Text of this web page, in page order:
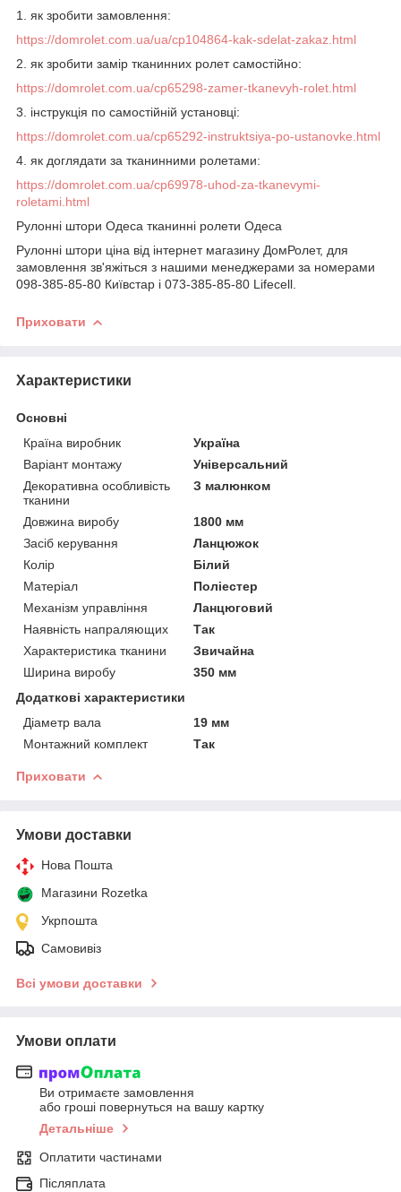
1. як зробити замовлення:
https://domrolet.com.ua/ua/cp104864-kak-sdelat-zakaz.html
2. як зробити замір тканинних ролет самостійно:
https://domrolet.com.ua/cp65298-zamer-tkanevyh-rolet.html
3. інструкція по самостійній установці:
https://domrolet.com.ua/cp65292-instruktsiya-po-ustanovke.html
4. як доглядати за тканинними ролетами:
https://domrolet.com.ua/cp69978-uhod-za-tkanevymi-
roletami.html
Рулонні штори Одеса тканинні ролети Одеса
Рулонні штори ціна від інтернет магазину ДомРолет, для
замовлення зв'яжіться з нашими менеджерами за номерами
098-385-85-80 Київстар і 073-385-85-80 Lifecell.
Приховати
Характеристики
Основні
Країна виробник
Україна
Варіант монтажу
Універсальний
Декоративна особливість
тканини
З малюнком
Довжина виробу
1800 мм
Засіб керування
Ланцюжок
Колір
Білий
Матеріал
Поліестер
Механізм управління
Ланцюговий
Наявність напраляющих
Так
Характеристика тканини
Звичайна
Ширина виробу
350 мм
Додаткові характеристики
Діаметр вала
19 мм
Монтажний комплект
Так
Приховати
Умови доставки
Нова Пошта
Магазини Rozetka
Укрпошта
Самовивіз
Всі умови доставки
Умови оплати
Ви отримаєте замовлення
або гроші повернуться на вашу картку
Детальніше
Оплатити частинами
Післяплата